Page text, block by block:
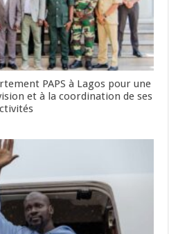
PAPS à Lagos pour une
et à la coordination de ses